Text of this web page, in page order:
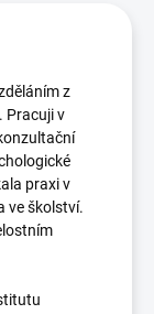
z
Pracuji v
praxi v
ve školství.